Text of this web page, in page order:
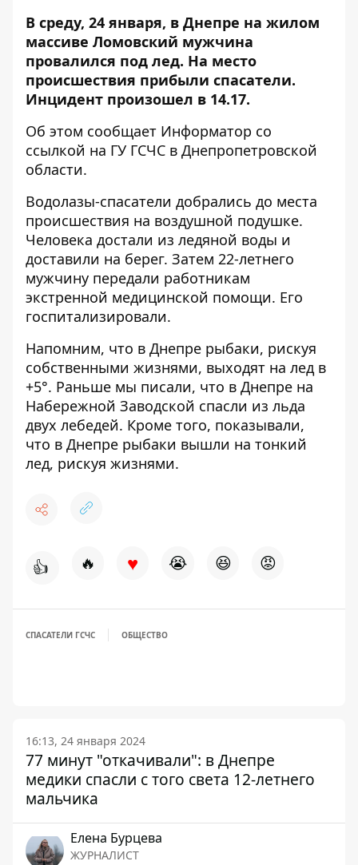
В среду, 24 января, в Днепре на жилом
массиве Ломовский мужчина
провалился под лед. На место
происшествия прибыли спасатели.
Инцидент произошел в 14.17.
Об этом сообщает Информатор со
ссылкой на ГУ ГСЧС в Днепропетровской
области.
Водолазы-спасатели добрались до места
происшествия на воздушной подушке.
Человека достали из ледяной воды и
доставили на берег. Затем 22-летнего
мужчину передали работникам
экстренной медицинской помощи. Его
госпитализировали.
Напомним, что в Днепре рыбаки, рискуя
собственными жизнями, выходят на лед в
+5°. Раньше мы писали, что в Днепре на
Набережной Заводской спасли из льда
двух лебедей. Кроме того, показывали,
что в Днепре рыбаки вышли на тонкий
лед, рискуя жизнями.
👍 🔥 ♥ 😭 😆 😡
СПАСАТЕЛИ ГСЧС ОБЩЕСТВО
16:13, 24 января 2024
77 минут "откачивали": в Днепре
медики спасли с того света 12-летнего
мальчика
Елена Бурцева
ЖУРНАЛИСТ